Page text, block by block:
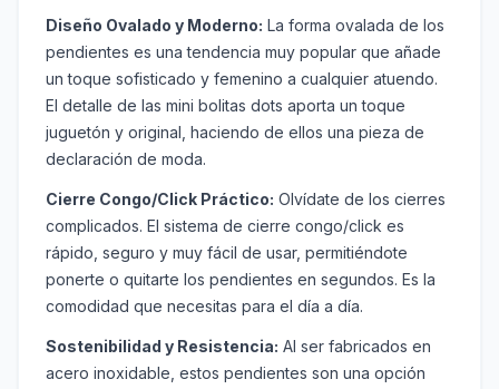
Diseño Ovalado y Moderno: La forma ovalada de los
pendientes es una tendencia muy popular que añade
un toque sofisticado y femenino a cualquier atuendo.
El detalle de las mini bolitas dots aporta un toque
juguetón y original, haciendo de ellos una pieza de
declaración de moda.
Cierre Congo/Click Práctico: Olvídate de los cierres
complicados. El sistema de cierre congo/click es
rápido, seguro y muy fácil de usar, permitiéndote
ponerte o quitarte los pendientes en segundos. Es la
comodidad que necesitas para el día a día.
Sostenibilidad y Resistencia: Al ser fabricados en
acero inoxidable, estos pendientes son una opción